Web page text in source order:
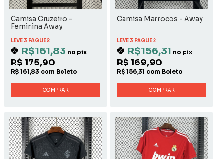
Camisa Cruzeiro -
Feminina Away
LEVE 3 PAGUE 2
R$161,83 no pix
R$ 175,90
R$ 161,83 com Boleto
COMPRAR
Camisa Marrocos - Away
LEVE 3 PAGUE 2
R$156,31 no pix
R$ 169,90
R$ 156,31 com Boleto
COMPRAR